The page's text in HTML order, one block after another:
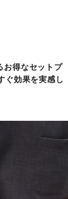
お得なセットプ
ぐ効果を実感し